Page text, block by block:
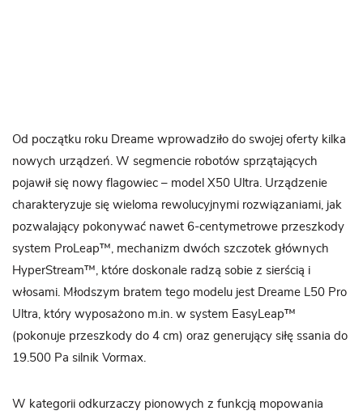
Od początku roku Dreame wprowadziło do swojej oferty kilka
nowych urządzeń. W segmencie robotów sprzątających
pojawił się nowy flagowiec – model X50 Ultra. Urządzenie
charakteryzuje się wieloma rewolucyjnymi rozwiązaniami, jak
pozwalający pokonywać nawet 6-centymetrowe przeszkody
system ProLeap™, mechanizm dwóch szczotek głównych
HyperStream™, które doskonale radzą sobie z sierścią i
włosami. Młodszym bratem tego modelu jest Dreame L50 Pro
Ultra, który wyposażono m.in. w system EasyLeap™
(pokonuje przeszkody do 4 cm) oraz generujący siłę ssania do
19.500 Pa silnik Vormax.
W kategorii odkurzaczy pionowych z funkcją mopowania